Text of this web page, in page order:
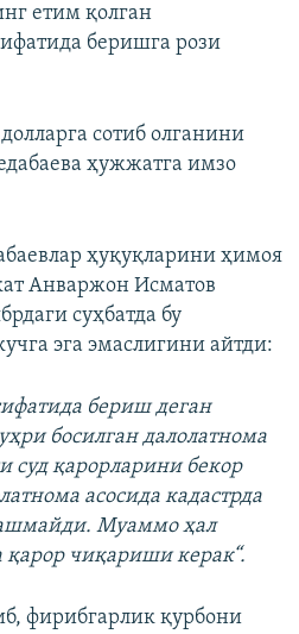
етим қолган
беришга рози
сотиб олганини
ҳужжатга имзо
ҳуқуқларини ҳимоя
Анваржон Исматов
суҳбатда бу
эга эмаслигини айтди:
бериш деган
босилган далолатнома
суд қарорларини бекор
асосида кадастрда
Муаммо ҳал
қарор чиқариши керак“.
фирибгарлик қурбони